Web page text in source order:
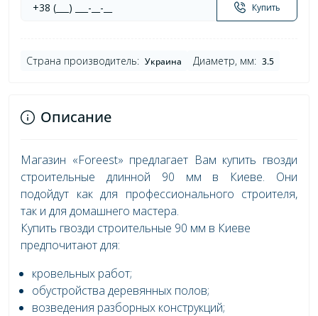
Купить
Страна производитель: Украина Диаметр, мм: 3.5
Описание
Магазин «Foreest» предлагает Вам купить гвозди
строительные длинной 90 мм в Киеве. Они
подойдут как для профессионального строителя,
так и для домашнего мастера.
Купить гвозди строительные 90 мм в Киеве
предпочитают для:
кровельных работ;
обустройства деревянных полов;
возведения разборных конструкций;